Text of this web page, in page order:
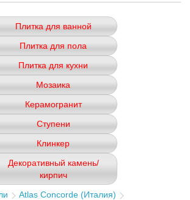
Плитка для ванной
Плитка для пола
Плитка для кухни
Мозаика
Керамогранит
Ступени
Клинкер
Декоративный камень/
кирпич
Atlas Concorde (Италия)